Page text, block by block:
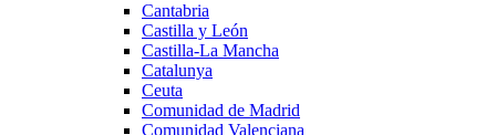
Cantabria
Castilla y León
Castilla-La Mancha
Catalunya
Ceuta
Comunidad de Madrid
Comunidad Valenciana